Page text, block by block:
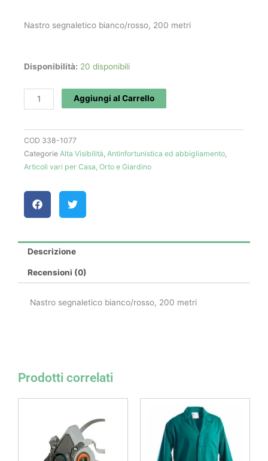
Nastro segnaletico bianco/rosso, 200 metri
Disponibilità: 20 disponibili
Nastro
quantità
Aggiungi al Carrello
COD 338-1077
Categorie Alta Visibilità Antinfortunistica ed abbigliamento
Articoli vari per Casa, Orto e Giardino
Descrizione
Recensioni (0)
Nastro segnaletico bianco/rosso, 200 metri
Prodotti correlati
prezzo:
da
26,50 €
a
prodotto
più